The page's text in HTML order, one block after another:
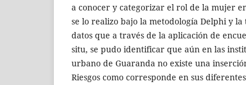
a conocer y categorizar el rol de la mujer
se lo realizo bajo la metodología Delphi y
datos que a través de la aplicación de
situ, se pudo identificar que aún en las
urbano de Guaranda no existe una
Riesgos como corresponde en sus